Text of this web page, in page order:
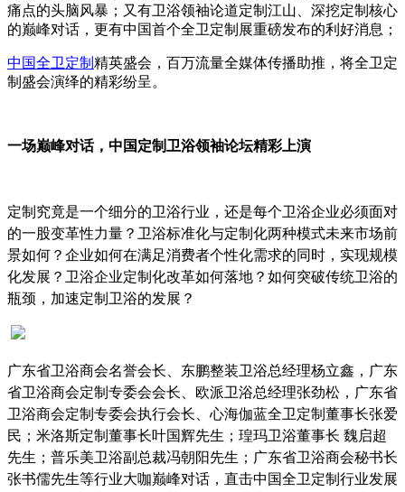
痛点的头脑风暴；又有卫浴领袖论道定制江山、深挖定制核心
的巅峰对话，更有中国首个全卫定制展重磅发布的利好消息；
中国全卫定制 精英盛会，百万流量全媒体传播助推，将全卫定
制盛会演绎的精彩纷呈。
一场巅峰对话，中国定制卫浴领袖论坛精彩上演
定制究竟是一个细分的卫浴行业，还是每个卫浴企业必须面对
的一股变革性力量？卫浴标准化与定制化两种模式未来市场前
景如何？企业如何在满足消费者个性化需求的同时，实现规模
化发展？卫浴企业定制化改革如何落地？如何突破传统卫浴的
瓶颈，加速定制卫浴的发展？
广东省卫浴商会名誉会长、东鹏整装卫浴总经理杨立鑫，广东
省卫浴商会定制专委会会长、欧派卫浴总经理张劲松，广东省
卫浴商会定制专委会执行会长、心海伽蓝全卫定制董事长张爱
民；米洛斯定制董事长叶国辉先生；瑝玛卫浴董事长 魏启超
先生；普乐美卫浴副总裁冯朝阳先生；广东省卫浴商会秘书长
张书儒先生等行业大咖巅峰对话，直击中国全卫定制行业发展